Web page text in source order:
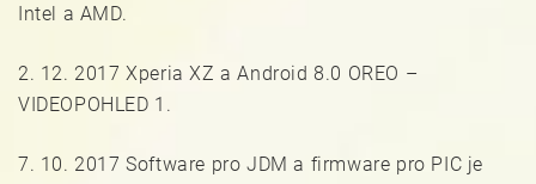
Intel a AMD.
2. 12. 2017 Xperia XZ a Android 8.0 OREO –
VIDEOPOHLED 1.
7. 10. 2017 Software pro JDM a firmware pro PIC je